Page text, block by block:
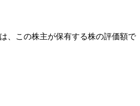
、この株主が保有する株の評価額で